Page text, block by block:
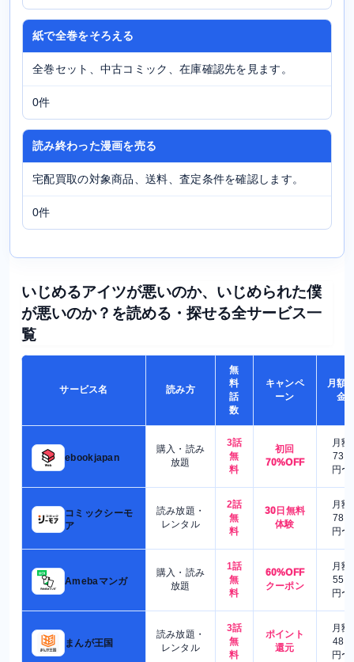
紙で全巻をそろえる
全巻セット、中古コミック、在庫確認先を見ます。
0件
読み終わった漫画を売る
宅配買取の対象商品、送料、査定条件を確認します。
0件
いじめるアイツが悪いのか、いじめられた僕
が悪いのか？を読める・探せる全サービス一
覧
サービス名 読み方
無
料
話
数
キャンペ
ーン
月額
金
ebookjapan
購入・読み
放題
3話
無
料
初回
70%OFF
月額
730
円〜
コミックシーモ
ア
読み放題・
レンタル
2話
無
料
30日無料
体験
月額
780
円〜
Amebaマンガ
購入・読み
放題
1話
無
料
60%OFF
クーポン
月額
550
円〜
まんが王国
読み放題・
レンタル
3話
無
料
ポイント
還元
月額
480
円〜